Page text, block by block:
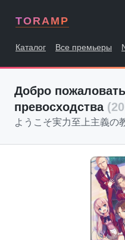
TORAMP
Каталог Все премьеры
Добро
превосходства
ようこそ実力至上主義の